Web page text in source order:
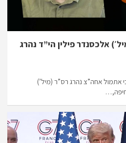
אלכסנדר פילין הי”ד נהרג
אתמול אחה”צ נהרג רס”ר (מיל’)